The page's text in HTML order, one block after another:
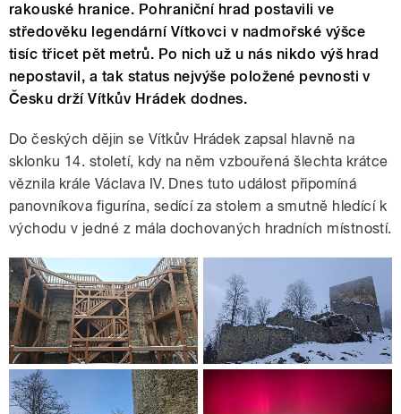
rakouské hranice. Pohraniční hrad postavili ve
středověku legendární Vítkovci v nadmořské výšce
tisíc třicet pět metrů. Po nich už u nás nikdo výš hrad
nepostavil, a tak status nejvýše položené pevnosti v
Česku drží Vítkův Hrádek dodnes.
Do českých dějin se Vítkův Hrádek zapsal hlavně na
sklonku 14. století, kdy na něm vzbouřená šlechta krátce
věznila krále Václava IV. Dnes tuto událost připomíná
panovníkova figurína, sedící za stolem a smutně hledící k
východu v jedné z mála dochovaných hradních místností.